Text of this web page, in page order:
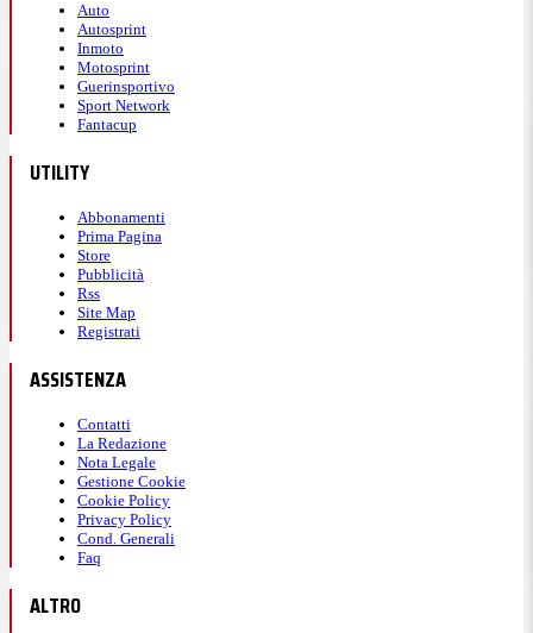
Auto
Autosprint
Inmoto
Motosprint
Guerinsportivo
Sport Network
Fantacup
UTILITY
Abbonamenti
Prima Pagina
Store
Pubblicità
Rss
Site Map
Registrati
ASSISTENZA
Contatti
La Redazione
Nota Legale
Gestione Cookie
Cookie Policy
Privacy Policy
Cond. Generali
Faq
ALTRO